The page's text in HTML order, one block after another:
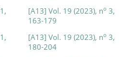
1,
1,
[A13] Vol. 19 (2023), no 3,
163-179
[A13] Vol. 19 (2023), no 3,
180-204